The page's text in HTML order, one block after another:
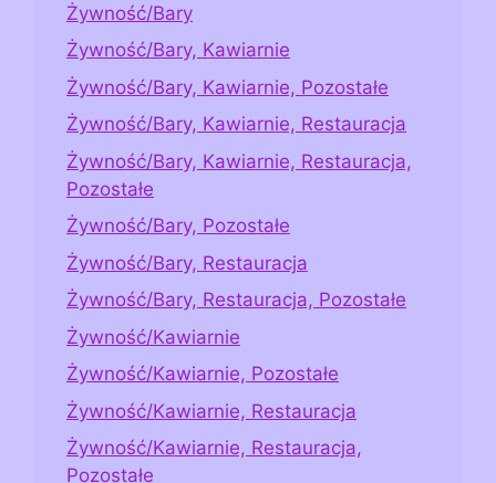
Żywność/Bary
Żywność/Bary, Kawiarnie
Żywność/Bary, Kawiarnie, Pozostałe
Żywność/Bary, Kawiarnie, Restauracja
Żywność/Bary, Kawiarnie, Restauracja,
Pozostałe
Żywność/Bary, Pozostałe
Żywność/Bary, Restauracja
Żywność/Bary, Restauracja, Pozostałe
Żywność/Kawiarnie
Żywność/Kawiarnie, Pozostałe
Żywność/Kawiarnie, Restauracja
Żywność/Kawiarnie, Restauracja,
Pozostałe